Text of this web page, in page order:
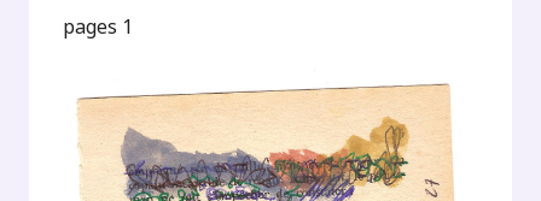
pages 1